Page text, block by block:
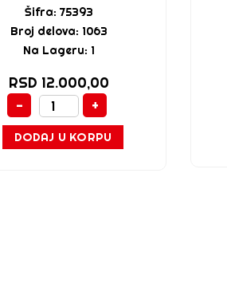
Šifra: 75393
Broj delova: 1063
Na Lageru: 1
RSD 12.000,00
-
+
DODAJ U KORPU